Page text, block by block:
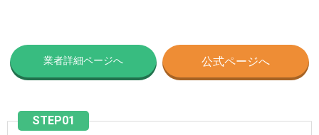
業者詳細ページへ 公式ページへ
STEP01